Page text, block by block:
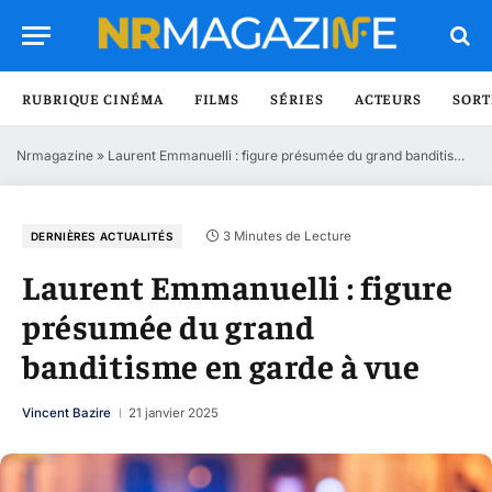
RUBRIQUE CINÉMA FILMS SÉRIES ACTEURS
Nrmagazine » Laurent Emmanuelli : figure présumée du grand banditisme en garde à vue
DERNIÈRES ACTUALITÉS 3 Minutes de Lecture
Laurent Emmanuelli : figure
présumée du grand
banditisme en garde à vue
Vincent Bazire 21 janvier 2025